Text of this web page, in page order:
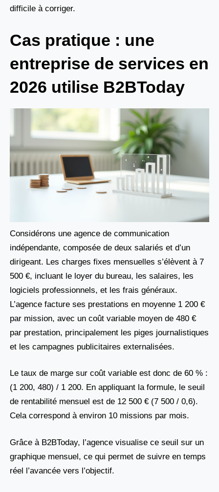
difficile à corriger.
Cas pratique : une
entreprise de services en
2026 utilise B2BToday
Considérons une agence de communication
indépendante, composée de deux salariés et d’un
dirigeant. Les charges fixes mensuelles s’élèvent à 7
500 €, incluant le loyer du bureau, les salaires, les
logiciels professionnels, et les frais généraux.
L’agence facture ses prestations en moyenne 1 200 €
par mission, avec un coût variable moyen de 480 €
par prestation, principalement les piges journalistiques
et les campagnes publicitaires externalisées.
Le taux de marge sur coût variable est donc de 60 % :
(1 200, 480) / 1 200. En appliquant la formule, le seuil
de rentabilité mensuel est de 12 500 € (7 500 / 0,6).
Cela correspond à environ 10 missions par mois.
Grâce à B2BToday, l’agence visualise ce seuil sur un
graphique mensuel, ce qui permet de suivre en temps
réel l’avancée vers l’objectif.